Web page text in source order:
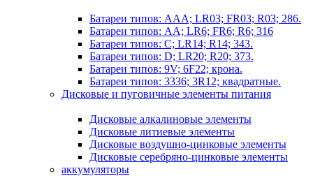
Батареи типов: AAA; LR03; FR03; R03; 286.
Батареи типов: AA; LR6; FR6; R6; 316
Батареи типов: C; LR14; R14; 343.
Батареи типов: D; LR20; R20; 373.
Батареи типов: 9V; 6F22; крона.
Батареи типов: 3336; 3R12; квадратные.
Дисковые и пуговичные элементы питания
Дисковые алкалиновые элементы
Дисковые литиевые элементы
Дисковые воздушно-цинковые элементы
Дисковые серебряно-цинковые элементы
аккумуляторы